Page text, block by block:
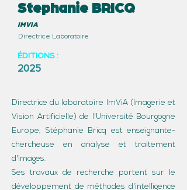
Stephanie BRICQ
IMVIA
Directrice Laboratoire
ÉDITIONS :
2025
Directrice du laboratoire ImViA (Imagerie et
Vision Artificielle) de l'Université Bourgogne
Europe, Stéphanie Bricq est enseignante-
chercheuse en analyse et traitement
d'images.
Ses travaux de recherche portent sur le
développement de méthodes d'intelligence